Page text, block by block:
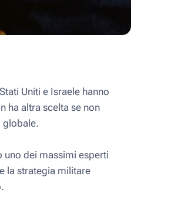
Uniti e Israele hanno
ha altra scelta se non
globale.
uno dei massimi esperti
la strategia militare